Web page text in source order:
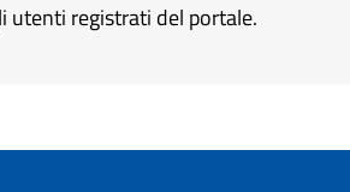
utenti registrati del portale.